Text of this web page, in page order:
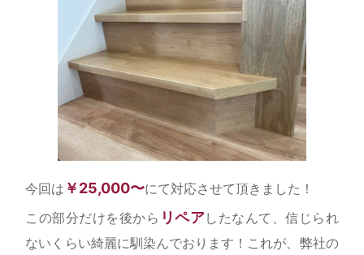
今回は ￥25,000〜にて対応させて頂きました！
この部分だけを後から リペアしたなんて、信じられ
ないくらい綺麗に馴染んでおります！これが、弊社の